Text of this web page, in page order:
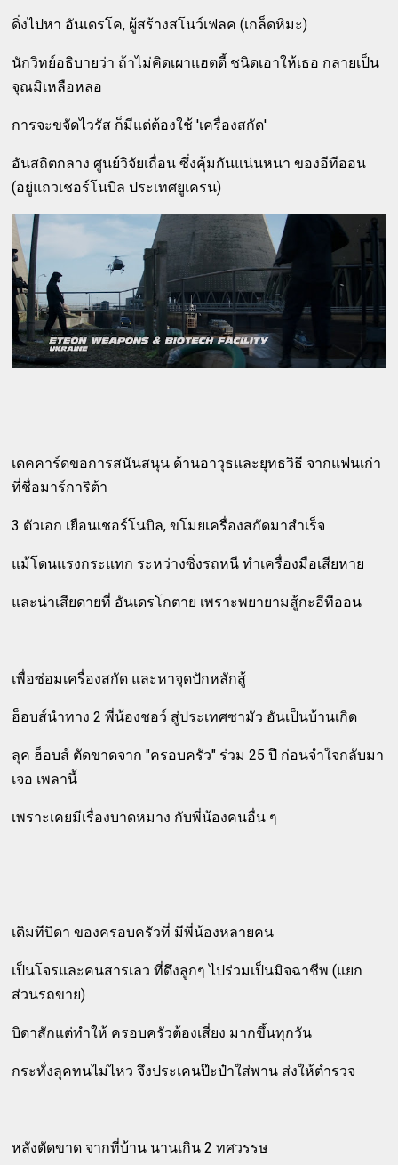
ดิ่งไปหา อันเดรโค, ผู้สร้างสโนว์เฟลค (เกล็ดหิมะ)
นักวิทย์อธิบายว่า ถ้าไม่คิดเผาแฮตตี้ ชนิดเอาให้เธอ กลายเป็น
จุณมิเหลือหลอ
การจะขจัดไวรัส ก็มีแต่ต้องใช้ 'เครื่องสกัด'
อันสถิตกลาง ศูนย์วิจัยเถื่อน ซึ่งคุ้มกันแน่นหนา ของอีทีออน
(อยู่แถวเชอร์โนบิล ประเทศยูเครน)
เดคคาร์ดขอการสนันสนุน ด้านอาวุธและยุทธวิธี จากแฟนเก่า
ที่ชื่อมาร์การิต้า
3 ตัวเอก เยือนเชอร์โนบิล, ขโมยเครื่องสกัดมาสำเร็จ
แม้โดนแรงกระแทก ระหว่างซิ่งรถหนี ทำเครื่องมือเสียหาย
และน่าเสียดายที่ อันเดรโกตาย เพราะพยายามสู้กะอีทีออน
เพื่อซ่อมเครื่องสกัด และหาจุดปักหลักสู้
ฮ็อบส์นำทาง 2 พี่น้องชอว์ สู่ประเทศซามัว อันเป็นบ้านเกิด
ลุค ฮ็อบส์ ตัดขาดจาก "ครอบครัว" ร่วม 25 ปี ก่อนจำใจกลับมา
เจอ เพลานี้
เพราะเคยมีเรื่องบาดหมาง กับพี่น้องคนอื่น ๆ
เดิมทีบิดา ของครอบครัวที่ มีพี่น้องหลายคน
เป็นโจรและคนสารเลว ที่ดึงลูกๆ ไปร่วมเป็นมิจฉาชีพ (แยก
ส่วนรถขาย)
บิดาสักแต่ทำให้ ครอบครัวต้องเสี่ยง มากขึ้นทุกวัน
กระทั่งลุคทนไม่ไหว จึงประเคนป๊ะป๋าใส่พาน ส่งให้ตำรวจ
หลังตัดขาด จากที่บ้าน นานเกิน 2 ทศวรรษ